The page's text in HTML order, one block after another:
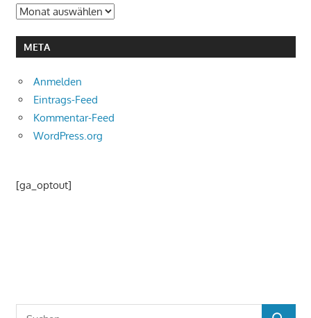
Archiv
META
Anmelden
Eintrags-Feed
Kommentar-Feed
WordPress.org
[ga_optout]